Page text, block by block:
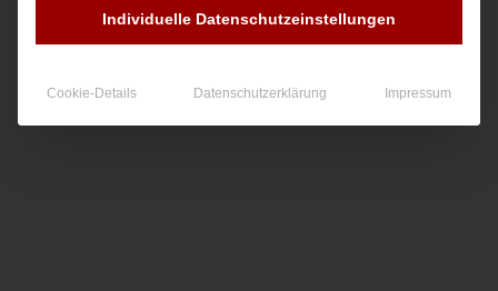
Individuelle Datenschutzeinstellungen
Cookie-Details Datenschutzerklärung Impressum